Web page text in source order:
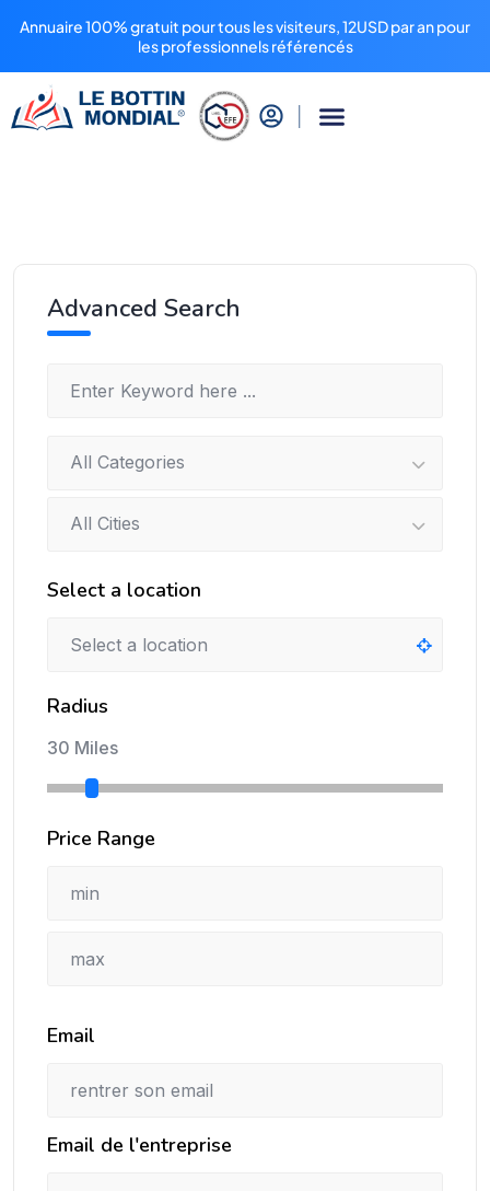
Annuaire 100% gratuit pour tous les visiteurs, 12USD par an pour
les professionnels référencés
Advanced Search
All Categories
All Cities
Select a location
Radius
30 Miles
Price Range
Email
Email de l'entreprise